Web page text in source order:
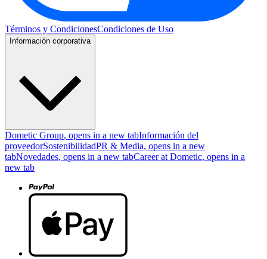
Términos y CondicionesCondiciones de Uso
Información corporativa
Dometic Group, opens in a new tabInformación del
proveedorSostenibilidadPR & Media, opens in a new
tabNovedades, opens in a new tabCareer at Dometic, opens in a
new tab